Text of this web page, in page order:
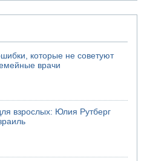
которые не советуют
врачи
взрослых: Юлия Рутберг